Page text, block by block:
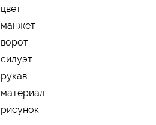
цвет
манжет
ворот
силуэт
рукав
материал
рисунок